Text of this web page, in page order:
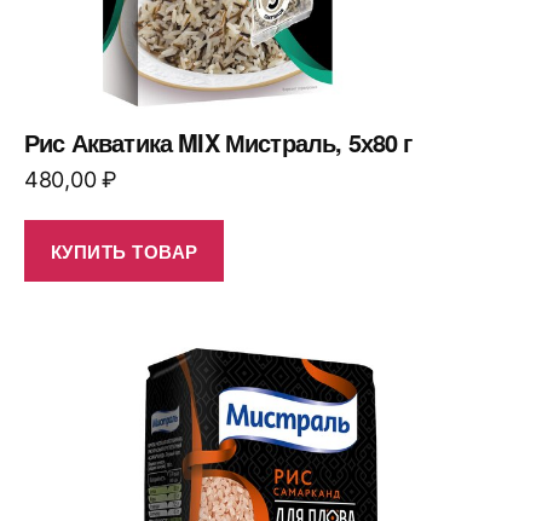
Рис Акватика MIX Мистраль, 5х80 г
480,00₽
КУПИТЬ ТОВАР